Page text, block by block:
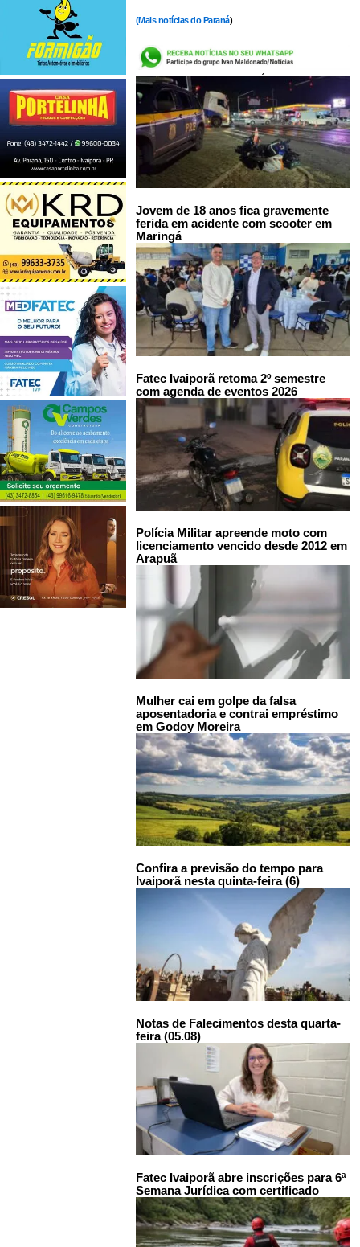
(Mais notícias do Paraná)
LEIA TAMBÉM:
Jovem de 18 anos fica gravemente
ferida em acidente com scooter em
Maringá
Fatec Ivaiporã retoma 2º semestre
com agenda de eventos 2026
Polícia Militar apreende moto com
licenciamento vencido desde 2012 em
Arapuã
Mulher cai em golpe da falsa
aposentadoria e contrai empréstimo
em Godoy Moreira
Confira a previsão do tempo para
Ivaiporã nesta quinta-feira (6)
Notas de Falecimentos desta quarta-
feira (05.08)
Fatec Ivaiporã abre inscrições para 6ª
Semana Jurídica com certificado